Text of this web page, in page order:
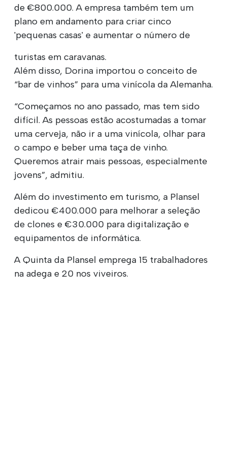
de €800.000. A empresa também tem um
plano em andamento para criar cinco
'pequenas casas' e aumentar o número de
turistas em caravanas.
Além disso, Dorina importou o conceito de
“bar de vinhos” para uma vinícola da Alemanha.
“Começamos no ano passado, mas tem sido
difícil. As pessoas estão acostumadas a tomar
uma cerveja, não ir a uma vinícola, olhar para
o campo e beber uma taça de vinho.
Queremos atrair mais pessoas, especialmente
jovens”, admitiu.
Além do investimento em turismo, a Plansel
dedicou €400.000 para melhorar a seleção
de clones e €30.000 para digitalização e
equipamentos de informática.
A Quinta da Plansel emprega 15 trabalhadores
na adega e 20 nos viveiros.